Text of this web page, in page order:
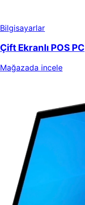
Bilgisayarlar
Çift Ekranlı POS PC
Mağazada incele